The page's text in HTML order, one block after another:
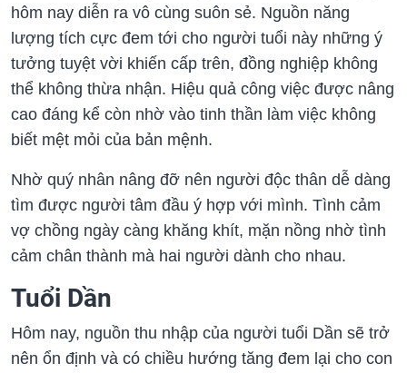
hôm nay diễn ra vô cùng suôn sẻ. Nguồn năng
lượng tích cực đem tới cho người tuổi này những ý
tưởng tuyệt vời khiến cấp trên, đồng nghiệp không
thể không thừa nhận. Hiệu quả công việc được nâng
cao đáng kể còn nhờ vào tinh thần làm việc không
biết mệt mỏi của bản mệnh.
Nhờ quý nhân nâng đỡ nên người độc thân dễ dàng
tìm được người tâm đầu ý hợp với mình. Tình cảm
vợ chồng ngày càng khăng khít, mặn nồng nhờ tình
cảm chân thành mà hai người dành cho nhau.
Tuổi Dần
Hôm nay, nguồn thu nhập của người tuổi Dần sẽ trở
nên ổn định và có chiều hướng tăng đem lại cho con